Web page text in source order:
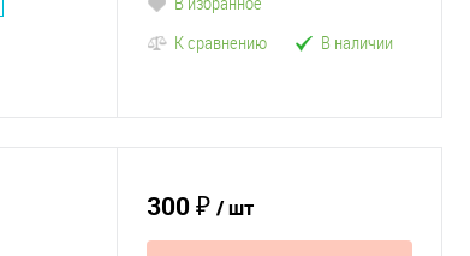
К сравнению
В наличии
300 ₽ / шт